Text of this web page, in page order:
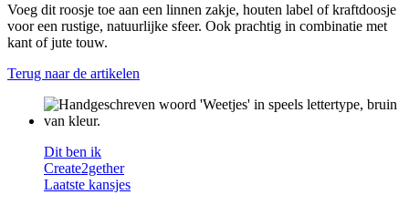
Voeg dit roosje toe aan een linnen zakje, houten label of kraftdoosje
voor een rustige, natuurlijke sfeer. Ook prachtig in combinatie met
kant of jute touw.
Terug naar de artikelen
Dit ben ik
Create2gether
Laatste kansjes